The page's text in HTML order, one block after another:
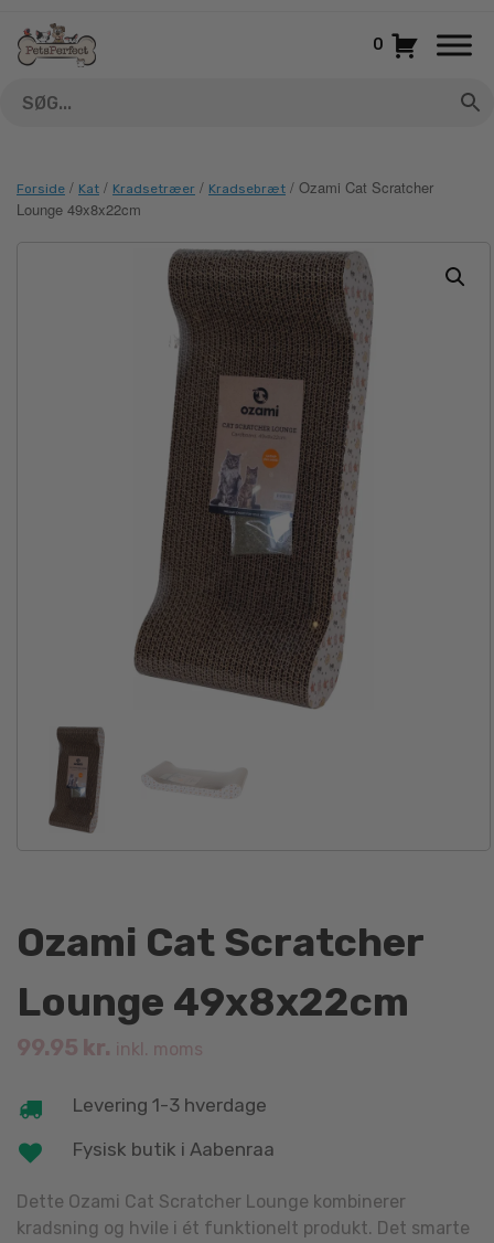
indhold
0
Forside / Kat / Kradsetræer / Kradsebræt / Ozami Cat Scratcher
Lounge 49x8x22cm
Ozami Cat Scratcher
Lounge 49x8x22cm
99.95 kr. inkl. moms
Levering 1-3 hverdage
Fysisk butik i Aabenraa
Dette Ozami Cat Scratcher Lounge kombinerer
kradsning og hvile i ét funktionelt produkt. Det smarte